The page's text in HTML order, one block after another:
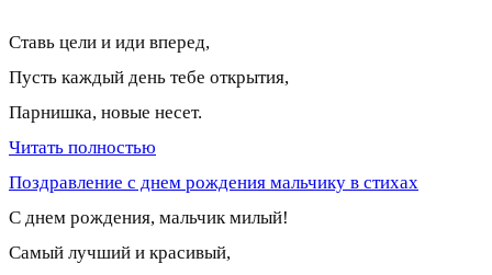
Ставь цели и иди вперед,
Пусть каждый день тебе открытия,
Парнишка, новые несет.
Читать полностью
Поздравление с днем рождения мальчику в стихах
С днем рождения, мальчик милый!
Самый лучший и красивый,